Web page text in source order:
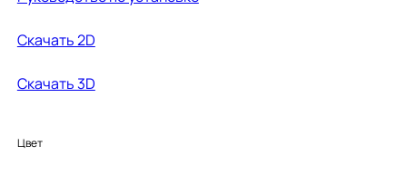
Cкачать 2D
Скачать 3D
Цвет